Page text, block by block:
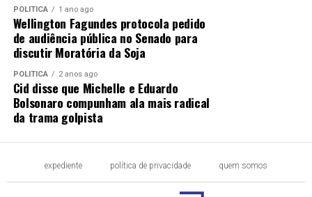
POLÍTICA 1 ano ago
Wellington Fagundes protocola pedido
de audiência pública no Senado para
discutir Moratória da Soja
POLÍTICA 2 anos ago
Cid disse que Michelle e Eduardo
Bolsonaro compunham ala mais radical
da trama golpista
expediente política de privacidade quem somos